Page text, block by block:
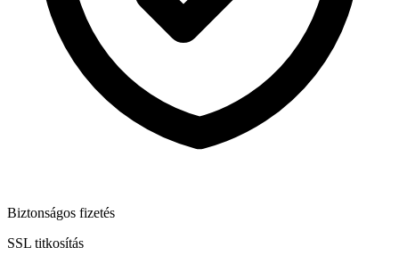
Biztonságos fizetés
SSL titkosítás